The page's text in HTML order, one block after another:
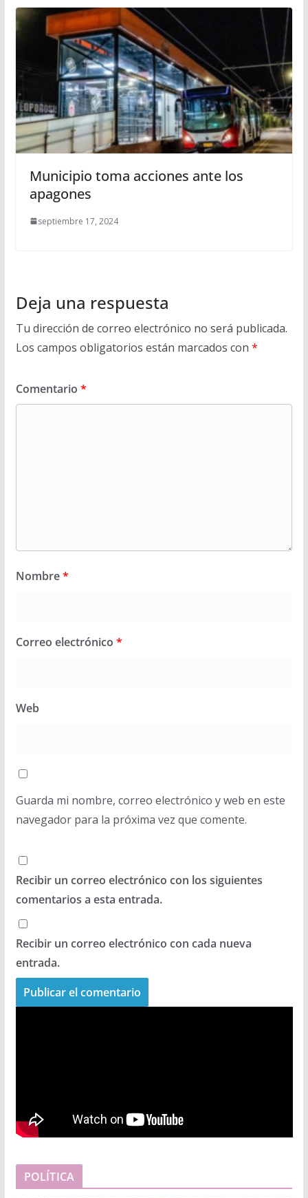
Municipio toma acciones ante los
apagones
septiembre 17, 2024
Deja una respuesta
Tu dirección de correo electrónico no será publicada.
Los campos obligatorios están marcados con *
Comentario *
Nombre*
Correo electrónico *
Web
Guarda mi nombre, correo electrónico y web en este
navegador para la próxima vez que comente.
Recibir un correo electrónico con los siguientes
comentarios a esta entrada.
Recibir un correo electrónico con cada nueva
entrada.
POLÍTICA